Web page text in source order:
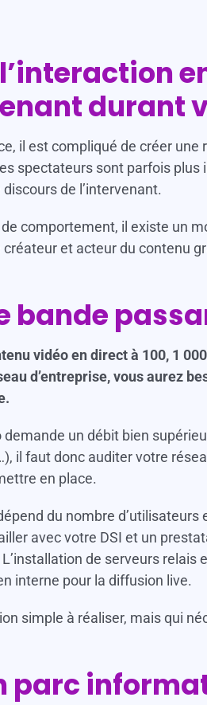
durant
il est compliqué de créer une
spectateurs sont parfois plus
de l’intervenant.
comportement, il existe un
et acteur du contenu
bande
vidéo en direct à 100, 1
d’entreprise, vous aurez
demande un débit bien
il faut donc auditer votre
en place.
du nombre d’utilisateurs
avec votre DSI et un
de serveurs relais
interne pour la diffusion live.
simple à réaliser, mais qui
parc